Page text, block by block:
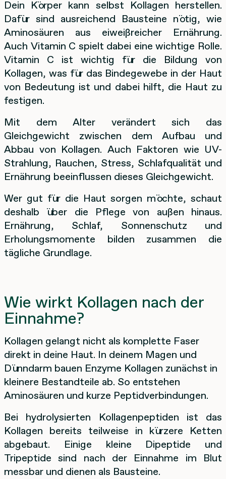
Dein Körper kann selbst Kollagen herstellen.
Dafür sind ausreichend Bausteine nötig, wie
Aminosäuren aus eiweißreicher Ernährung.
Auch Vitamin C spielt dabei eine wichtige Rolle.
Vitamin C ist wichtig für die Bildung von
Kollagen, was für das Bindegewebe in der Haut
von Bedeutung ist und dabei hilft, die Haut zu
festigen.
Mit dem Alter verändert sich das
Gleichgewicht zwischen dem Aufbau und
Abbau von Kollagen. Auch Faktoren wie UV-
Strahlung, Rauchen, Stress, Schlafqualität und
Ernährung beeinflussen dieses Gleichgewicht.
Wer gut für die Haut sorgen möchte, schaut
deshalb über die Pflege von außen hinaus.
Ernährung, Schlaf, Sonnenschutz und
Erholungsmomente bilden zusammen die
tägliche Grundlage.
Wie wirkt Kollagen nach der
Einnahme?
Kollagen gelangt nicht als komplette Faser
direkt in deine Haut. In deinem Magen und
Dünndarm bauen Enzyme Kollagen zunächst in
kleinere Bestandteile ab. So entstehen
Aminosäuren und kurze Peptidverbindungen.
Bei hydrolysierten Kollagenpeptiden ist das
Kollagen bereits teilweise in kürzere Ketten
abgebaut. Einige kleine Dipeptide und
Tripeptide sind nach der Einnahme im Blut
messbar und dienen als Bausteine.